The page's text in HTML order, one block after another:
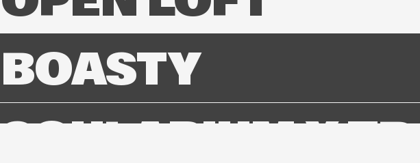
BOASTY
SOULARIUM X